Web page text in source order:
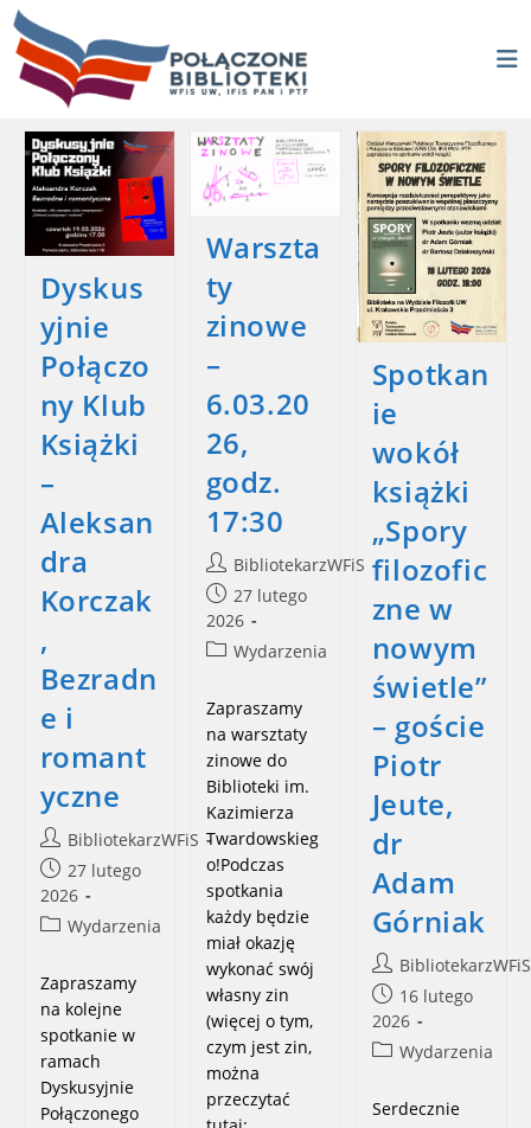
Skip
content
Dyskus
yjnie
Połączo
ny Klub
Książki
–
Aleksan
dra
Korczak
,
Bezradn
e i
romant
yczne
Post
author:
BibliotekarzWFiS
Post
published:
27 lutego
2026
PostWydarzenia
Zapraszamy
na kolejne
spotkanie w
ramach
Dyskusyjnie
Połączonego
Warszta
ty
zinowe
–
6.03.20
26,
godz.
17:30
Post
author:
BibliotekarzWFiS
Post
published:
27 lutego
2026
PostWydarzenia
Zapraszamy
na warsztaty
zinowe do
Biblioteki im.
Kazimierza
Twardowskieg
o!Podczas
spotkania
każdy będzie
miał okazję
wykonać swój
własny zin
(więcej o tym,
czym jest zin,
można
przeczytać
Spotkan
ie
wokół
książki
„Spory
filozofic
zne w
nowym
świetle”
– goście
Piotr
Jeute,
dr
Adam
Górniak
Post
author:
BibliotekarzWFiS
Post
published:
16 lutego
2026
PostWydarzenia
Serdecznie